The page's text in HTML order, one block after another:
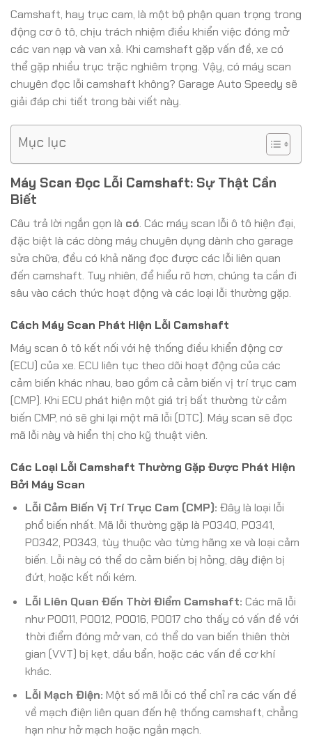
Camshaft, hay trục cam, là một bộ phận quan trọng trong
động cơ ô tô, chịu trách nhiệm điều khiển việc đóng mở
các van nạp và van xả. Khi camshaft gặp vấn đề, xe có
thể gặp nhiều trục trặc nghiêm trọng. Vậy, có máy scan
chuyên đọc lỗi camshaft không? Garage Auto Speedy sẽ
giải đáp chi tiết trong bài viết này.
Mục lục
Máy Scan Đọc Lỗi Camshaft: Sự Thật Cần
Biết
Câu trả lời ngắn gọn là có. Các máy scan lỗi ô tô hiện đại,
đặc biệt là các dòng máy chuyên dụng dành cho garage
sửa chữa, đều có khả năng đọc được các lỗi liên quan
đến camshaft. Tuy nhiên, để hiểu rõ hơn, chúng ta cần đi
sâu vào cách thức hoạt động và các loại lỗi thường gặp.
Cách Máy Scan Phát Hiện Lỗi Camshaft
Máy scan ô tô kết nối với hệ thống điều khiển động cơ
(ECU) của xe. ECU liên tục theo dõi hoạt động của các
cảm biến khác nhau, bao gồm cả cảm biến vị trí trục cam
(CMP). Khi ECU phát hiện một giá trị bất thường từ cảm
biến CMP, nó sẽ ghi lại một mã lỗi (DTC). Máy scan sẽ đọc
mã lỗi này và hiển thị cho kỹ thuật viên.
Các Loại Lỗi Camshaft Thường Gặp Được Phát Hiện
Bởi Máy Scan
Lỗi Cảm Biến Vị Trí Trục Cam (CMP): Đây là loại lỗi
phổ biến nhất. Mã lỗi thường gặp là P0340, P0341,
P0342, P0343, tùy thuộc vào từng hãng xe và loại cảm
biến. Lỗi này có thể do cảm biến bị hỏng, dây điện bị
đứt, hoặc kết nối kém.
Lỗi Liên Quan Đến Thời Điểm Camshaft: Các mã lỗi
như P0011, P0012, P0016, P0017 cho thấy có vấn đề với
thời điểm đóng mở van, có thể do van biến thiên thời
gian (VVT) bị kẹt, dầu bẩn, hoặc các vấn đề cơ khí
khác.
Lỗi Mạch Điện: Một số mã lỗi có thể chỉ ra các vấn đề
về mạch điện liên quan đến hệ thống camshaft, chẳng
hạn như hở mạch hoặc ngắn mạch.